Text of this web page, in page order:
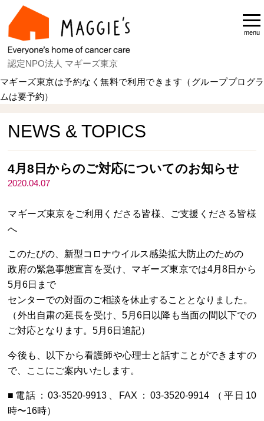
認定NPO法人 マギーズ東京
menu
マギーズ東京は予約なく無料で利用できます（グループプログラ
ムは要予約）
NEWS & TOPICS
4月8日からのご対応についてのお知らせ
2020.04.07
マギーズ東京をご利用くださる皆様、ご支援くださる皆様
へ
このたびの、新型コロナウイルス感染拡大防止のための
政府の緊急事態宣言を受け、マギーズ東京では4月8日から
5月6日まで
センターでの対面のご相談を休止することとなりました。
（外出自粛の延長を受け、5月6日以降も当面の間以下での
ご対応となります。5月6日追記）
今後も、以下から看護師や心理士と話すことができますの
で、ここにご案内いたします。
■電話：03-3520-9913、FAX：03-3520-9914 （平日10
時〜16時）